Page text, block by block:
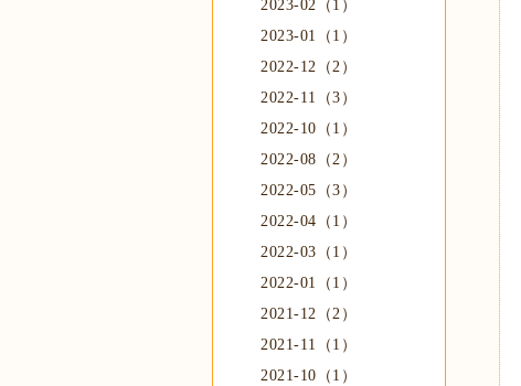
2023-02（1）
2023-01（1）
2022-12（2）
2022-11（3）
2022-10（1）
2022-08（2）
2022-05（3）
2022-04（1）
2022-03（1）
2022-01（1）
2021-12（2）
2021-11（1）
2021-10（1）